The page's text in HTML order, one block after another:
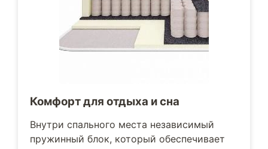
Комфорт для отдыха и сна
Внутри спального места независимый
пружинный блок, который обеспечивает